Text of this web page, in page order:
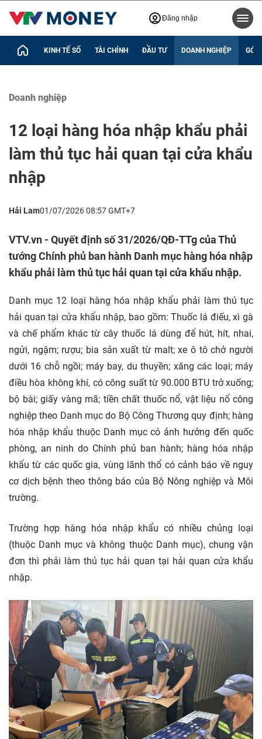
Đăng nhập
KINH TẾ SỐ TÀI CHÍNH ĐẦU TƯ DOANH NGHIỆP GÓC
Doanh nghiệp
12 loại hàng hóa nhập khẩu phải
làm thủ tục hải quan tại cửa khẩu
nhập
Hải Lam01/07/2026 08:57 GMT+7
VTV.vn - Quyết định số 31/2026/QĐ-TTg của Thủ
tướng Chính phủ ban hành Danh mục hàng hóa nhập
khẩu phải làm thủ tục hải quan tại cửa khẩu nhập.
Danh mục 12 loại hàng hóa nhập khẩu phải làm thủ tục
hải quan tại cửa khẩu nhập, bao gồm: Thuốc lá điếu, xì gà
và chế phẩm khác từ cây thuốc lá dùng để hút, hít, nhai,
ngửi, ngậm; rượu; bia sản xuất từ malt; xe ô tô chở người
dưới 16 chỗ ngồi; máy bay, du thuyền; xăng các loại; máy
điều hòa không khí, có công suất từ 90.000 BTU trở xuống;
bộ bài; giấy vàng mã; tiền chất thuốc nổ, vật liệu nổ công
nghiệp theo Danh mục do Bộ Công Thương quy định; hàng
hóa nhập khẩu thuộc Danh mục có ảnh hưởng đến quốc
phòng, an ninh do Chính phủ ban hành; hàng hóa nhập
khẩu từ các quốc gia, vùng lãnh thổ có cảnh báo về nguy
cơ dịch bệnh theo thông báo của Bộ Nông nghiệp và Môi
trường.
Trường hợp hàng hóa nhập khẩu có nhiều chủng loại
(thuộc Danh mục và không thuộc Danh mục), chung vận
đơn thì phải làm thủ tục hải quan tại hải quan cửa khẩu
nhập.